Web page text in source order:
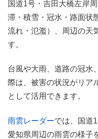
国道1号・吉田大橋左岸
滞・積雪・冠水・路面状
流れ・氾濫）、周辺の天
す。
台風や大雨、道路の冠水
際は、被害の状況がリア
として活用できます。
雨雲レーダーでは、国道
愛知県周辺の雨雲の様子